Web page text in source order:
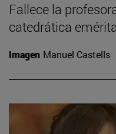
Fallece la
catedrática
Imagen Manuel Castells